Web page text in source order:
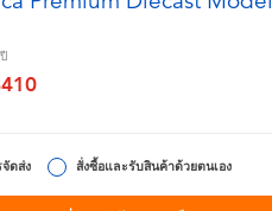
ปี
าก
ดส่ง สั่งซื้อและรับสินค้าด้วยตนเอง